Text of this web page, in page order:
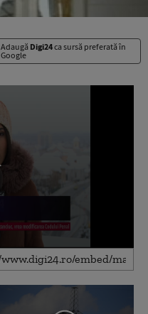
Adaugă Digi24ca sursă preferată în
Google